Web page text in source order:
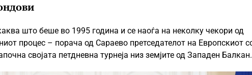
што беше во 1995 година и се наоѓа на неколку чекори од
процес – порача од Сараево претседателот на Европскиот
својата петдневна турнеја низ земјите од Западен Балкан.